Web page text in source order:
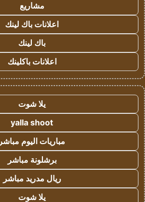
مشاريع
اعلانات باك لينك
باك لينك
اعلانات باكلينك
يلا شوت
yalla shoot
مباريات اليوم مباشر
برشلونة مباشر
ريال مدريد مباشر
يلا شوت